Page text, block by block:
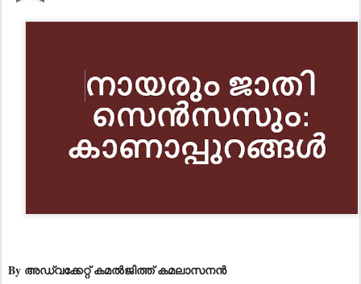
By അഡ്വക്കേറ്റ് കമൽജിത്ത് കമലാസനൻ